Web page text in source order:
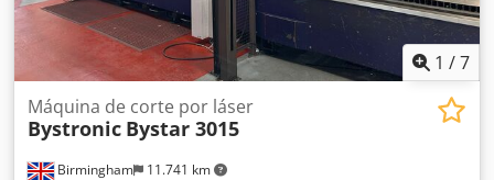
1 /7
Birmingham 11.741 km
Máquina de corte por láser
Bystronic Bystar 3015